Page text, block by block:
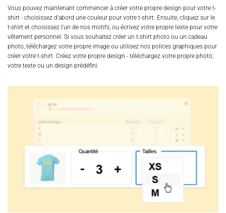
Vous pouvez maintenant commencer à créer votre propre design pour votre t-
shirt - choisissez d'abord une couleur pour votre t-shirt. Ensuite, cliquez sur le
t-shirt et choisissez l'un de nos motifs, ou écrivez votre propre texte pour votre
vêtement personnel. Si vous souhaitez créer un t-shirt photo ou un cadeau
photo, téléchargez votre propre image ou utilisez nos polices graphiques pour
créer votre t-shirt. Créez votre propre design - téléchargez votre propre photo,
votre texte ou un design prédéfini.